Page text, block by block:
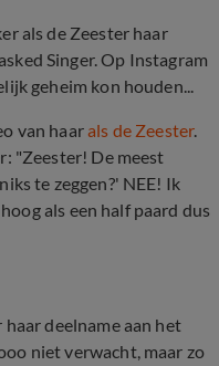
als de Zeester haar
Singer. Op Instagram
geheim kon houden...
van haarals de Zeester.
"Zeester! De meest
te zeggen?' NEE! Ik
als een half paard dus
deelname aan het
niet verwacht, maar zo